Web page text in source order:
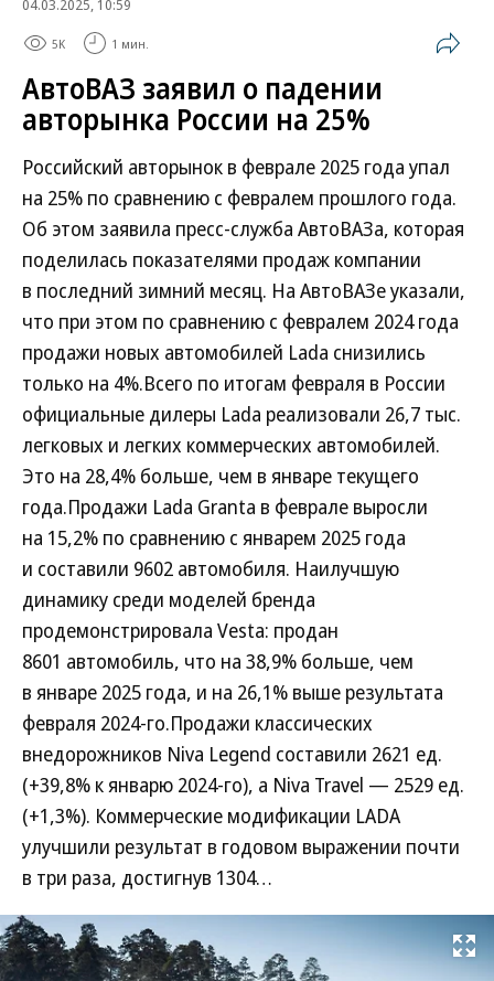
04.03.2025, 10:59
5K 1 мин.
АвтоВАЗ заявил о падении
авторынка России на 25%
Российский авторынок в феврале 2025 года упал
на 25% по сравнению с февралем прошлого года.
Об этом заявила пресс-служба АвтоВАЗа, которая
поделилась показателями продаж компании
в последний зимний месяц. На АвтоВАЗе указали,
что при этом по сравнению с февралем 2024 года
продажи новых автомобилей Lada снизились
только на 4%.Всего по итогам февраля в России
официальные дилеры Lada реализовали 26,7 тыс.
легковых и легких коммерческих автомобилей.
Это на 28,4% больше, чем в январе текущего
года.Продажи Lada Granta в феврале выросли
на 15,2% по сравнению с январем 2025 года
и составили 9602 автомобиля. Наилучшую
динамику среди моделей бренда
продемонстрировала Vesta: продан
8601 автомобиль, что на 38,9% больше, чем
в январе 2025 года, и на 26,1% выше результата
февраля 2024-го.Продажи классических
внедорожников Niva Legend составили 2621 ед.
(+39,8% к январю 2024-го), а Niva Travel — 2529 ед.
(+1,3%). Коммерческие модификации LADA
улучшили результат в годовом выражении почти
в три раза, достигнув 1304…
Развернуть